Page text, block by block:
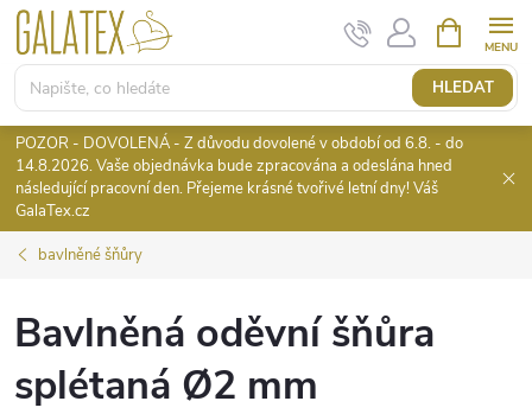
Přejít
obsah
HLEDAT
NÁKUPNÍ
KOŠÍK
POZOR - DOVOLENÁ - Z důvodu dovolené v období od 6.8. - do
14.8.2026. Vaše objednávka bude zpracována a odeslána hned
následující pracovní den. Přejeme krásné tvořivé letní dny! Váš
GalaTex.cz
bavlněné šňůry
Bavlněná oděvní šňůra
splétaná Ø2 mm